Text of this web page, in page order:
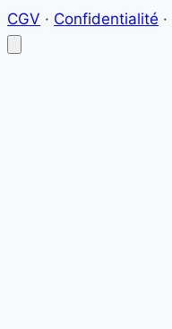
CGV · Confidentialité ·